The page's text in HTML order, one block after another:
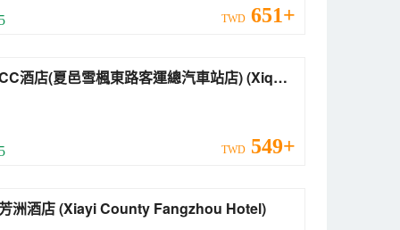
TWD 651+
酒店(夏邑雪楓東路客運總汽車站店) (Xique
TWD 549+
夏邑芳洲酒店 (Xiayi County Fangzhou Hotel)